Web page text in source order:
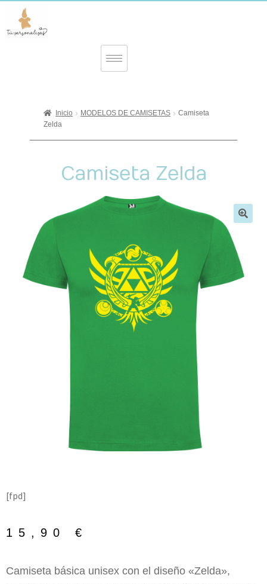
Inicio MODELOS DE CAMISETAS
Camiseta
Zelda
Camiseta Zelda
[fpd]
15,90 €
Camiseta básica unisex con el diseño «Zelda»,